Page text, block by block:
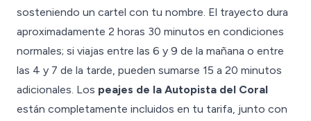
sosteniendo un cartel con tu nombre. El trayecto dura
aproximadamente 2 horas 30 minutos en condiciones
normales; si viajas entre las 6 y 9 de la mañana o entre
las 4 y 7 de la tarde, pueden sumarse 15 a 20 minutos
adicionales. Los peajes de la Autopista del Coral
están completamente incluidos en tu tarifa, junto con